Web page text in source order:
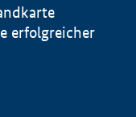
erfolgreicher